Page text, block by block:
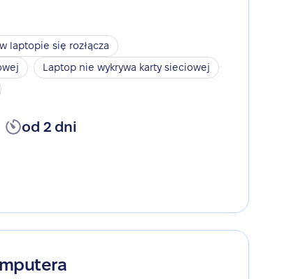
laptopie się rozłącza
Laptop nie wykrywa karty sieciowej
od 2 dni